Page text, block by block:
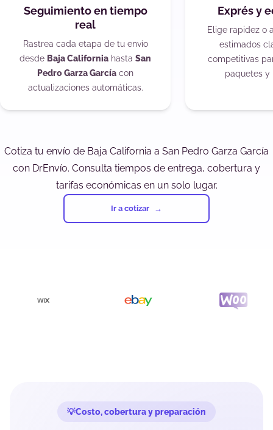
Seguimiento en tiempo
real
Rastrea cada etapa de tu envío
desde Baja California hasta San
Pedro Garza García con
actualizaciones automáticas.
Exprés y
Elige rapidez o
estimados
competitivas
paquetes y
Cotiza tu envío de Baja California a San Pedro Garza García
con DrEnvío. Consulta tiempos de entrega, cobertura y
tarifas económicas en un solo lugar.
Ir a cotizar
Costo, cobertura y preparación